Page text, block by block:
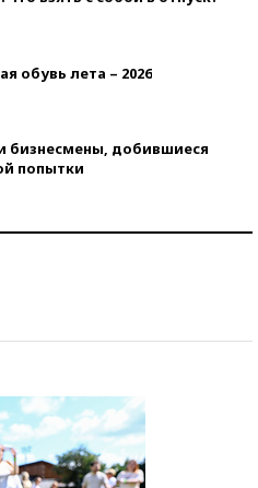
обувь лета – 2026
бизнесмены, добившиеся
попытки